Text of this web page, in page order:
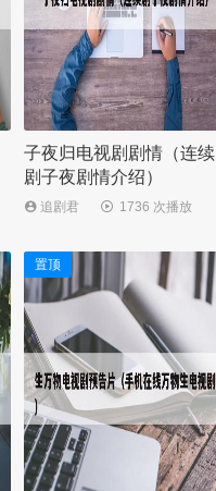
子夜归电视剧剧情（连续
剧子夜剧情介绍）
追剧君 1736 次播放
置顶